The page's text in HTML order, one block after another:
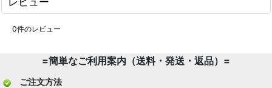
0件のレビュー
=簡単なご利用案内（送料・発送・返品）=
ご注文方法